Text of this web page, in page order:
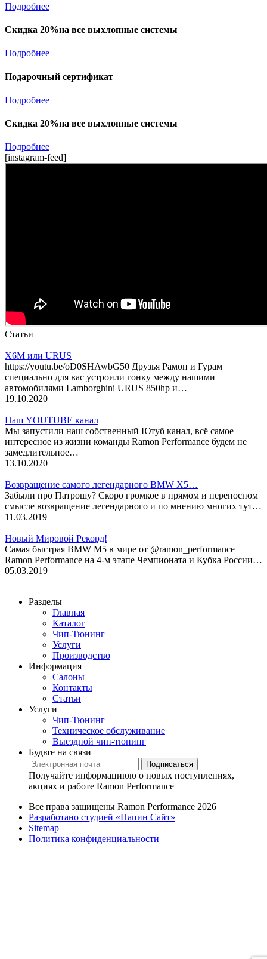
Подробнее
Скидка 20%на все выхлопные системы
Подробнее
Подарочный сертификат
Подробнее
Скидка 20%на все выхлопные системы
Подробнее
[instagram-feed]
Статьи
X6M или URUS
https://youtu.be/oD0SHAwbG50 Друзья Рамон и Гурам
специально для вас устроили гонку между нашими
автомобилями Lamborghini URUS 850hp и…
19.10.2020
Наш YOUTUBE канал
Мы запустили наш собственный Ютуб канал, всё самое
интересное из жизни команды Ramon Performance будем не
замедлительное…
13.10.2020
Возвращение самого легендарного BMW X5…
Забыли про Патрошу? Скоро громкое в прямом и переносном
смысле возвращение легендарного и по мнению многих тут…
11.03.2019
Новый Мировой Рекорд!
Cамая быстрая BMW M5 в мире от @ramon_performance
Ramon Performance на 4-м этапе Чемпионата и Кубка России…
05.03.2019
Разделы
Главная
Каталог
Чип-Тюнинг
Услуги
Производство
Информация
Салоны
Контакты
Статьи
Услуги
Чип-Тюнинг
Техническое обслуживание
Выездной чип-тюнинг
Будьте на связи
Подписаться
Получайте информациюю о новых поступлениях,
акциях и работе Ramon Performance
Все права защищены Ramon Performance 2026
Разработано студией «Папин Сайт»
Sitemap
Политика конфиденциальности